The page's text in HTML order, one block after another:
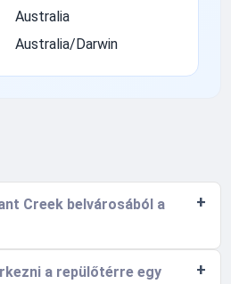
Australia
Australia/Darwin
Creek belvárosából a
a repülőtérre egy